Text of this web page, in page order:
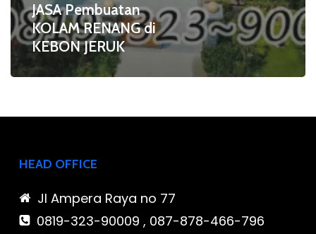
JASA Pembuatan
KOLAM RENANG di
KEBON JERUK
HEAD OFFICE
Jl Ampera Raya no 77
0819-323-90009 , 087-878-466-796